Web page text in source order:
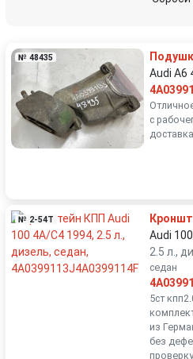
№ 48435
Audi A6
с
№ 2-54T
Audi
2.5 л.,
седан
5ст
из
без